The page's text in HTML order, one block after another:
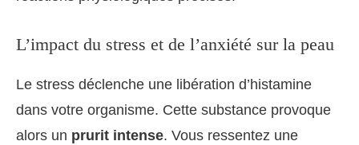
L’impact du stress et de l’anxiété sur la peau
Le stress déclenche une libération d’histamine
dans votre organisme. Cette substance provoque
alors un prurit intense. Vous ressentez une